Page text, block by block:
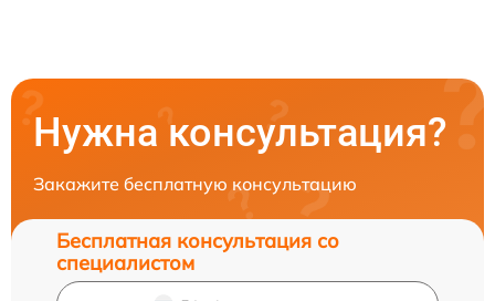
Нужна консультация?
Закажите бесплатную консультацию
Бесплатная консультация со
специалистом